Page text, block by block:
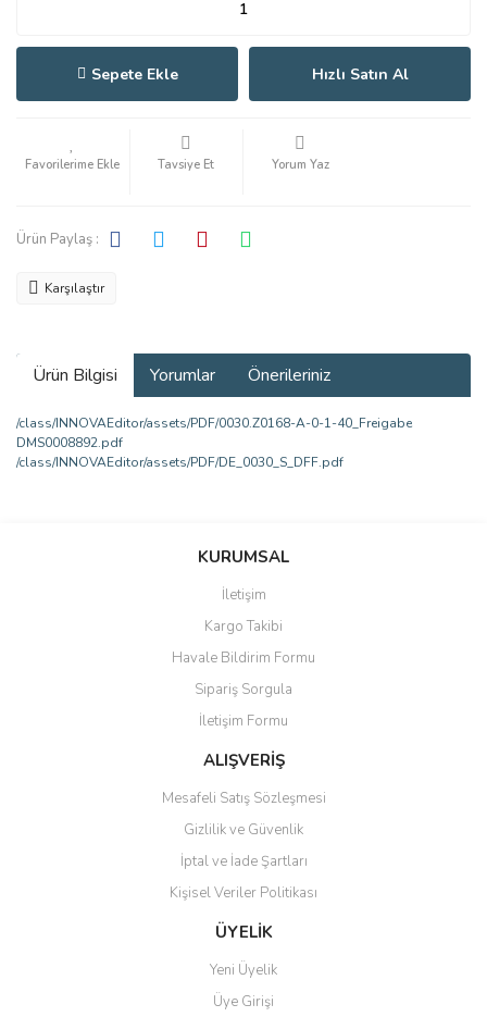
Sepete Ekle Hızlı Satın Al
Tavsiye Et Yorum Yaz
Ürün Paylaş :
Karşılaştır
Ürün Bilgisi Yorumlar Önerileriniz
/class/INNOVAEditor/assets/PDF/0030.Z0168-A-0-1-40_Freigabe
DMS0008892.pdf
/class/INNOVAEditor/assets/PDF/DE_0030_S_DFF.pdf
Bu ürüne ilk yorumu siz yapın!
Yorum Yaz
Ürün resmi kalitesiz, bozuk veya görüntülenemiyor.
Ürün açıklamasında eksik bilgiler bulunuyor.
Ürün bilgilerinde hatalar bulunuyor.
Ürün fiyatı diğer sitelerden daha pahalı.
Bu ürüne benzer farklı alternatifler olmalı.
Gönder
KURUMSAL
İletişim
Kargo Takibi
Havale Bildirim Formu
Sipariş Sorgula
İletişim Formu
ALIŞVERİŞ
Mesafeli Satış Sözleşmesi
Gizlilik ve Güvenlik
İptal ve İade Şartları
Kişisel Veriler Politikası
ÜYELİK
Yeni Üyelik
Üye Girişi